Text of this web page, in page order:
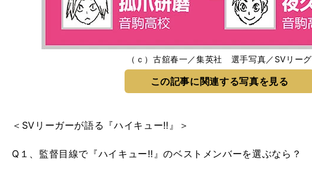
（ｃ）古舘春一／集英社 選手写真／SVリーグ
この記事に関連する写真を見る
＜SVリーガーが語る『ハイキュー‼』＞
Q１、監督目線で『ハイキュー‼』のベストメンバーを選ぶなら？